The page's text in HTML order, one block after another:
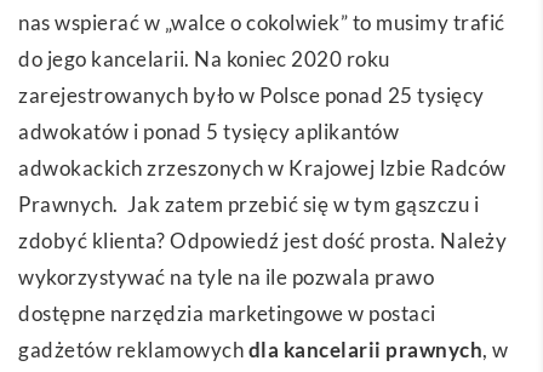
nas wspierać w „walce o cokolwiek” to musimy trafić
do jego kancelarii. Na koniec 2020 roku
zarejestrowanych było w Polsce ponad 25 tysięcy
adwokatów i ponad 5 tysięcy aplikantów
adwokackich zrzeszonych w Krajowej Izbie Radców
Prawnych. Jak zatem przebić się w tym gąszczu i
zdobyć klienta? Odpowiedź jest dość prosta. Należy
wykorzystywać na tyle na ile pozwala prawo
dostępne narzędzia marketingowe w postaci
gadżetów reklamowychdla kancelarii prawnych, w